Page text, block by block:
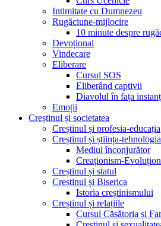
Intimitate cu Dumnezeu
Rugăciune-mijlocire
10 minute despre
Devoțional
Vindecare
Eliberare
Cursul SOS
Eliberând captivii
Diavolul în fața
Emoții
Creștinul și societatea
Creștinul și profesia-educația
Creștinul și știința-tehnologia
Mediul înconjurător
Creaționism-
Creștinul și statul
Creștinul și Biserica
Istoria creștinismului
Creștinul și relațiile
Cursul Căsătoria și